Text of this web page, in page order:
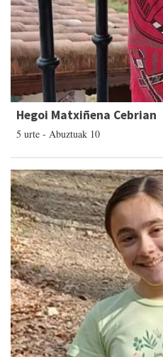
Hegoi Matxiñena Cebrian
5 urte - Abuztuak 10